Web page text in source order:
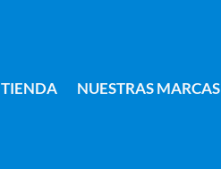
TIENDA
NUESTRAS MARCAS